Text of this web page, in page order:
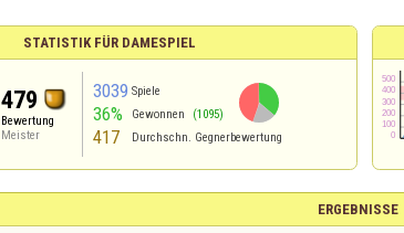
STATISTIK FÜR DAMESPIEL
479
Bewertung
Meister
3039 Spiele
36% Gewonnen (1095)
417 Durchschn. Gegnerbewertung
ERGEBNISSE